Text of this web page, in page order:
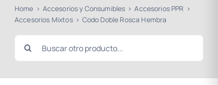
Home Accesorios y Consumibles
Accesorios PPR
Accesorios Mixtos
Codo Doble Rosca Hembra
Buscar: